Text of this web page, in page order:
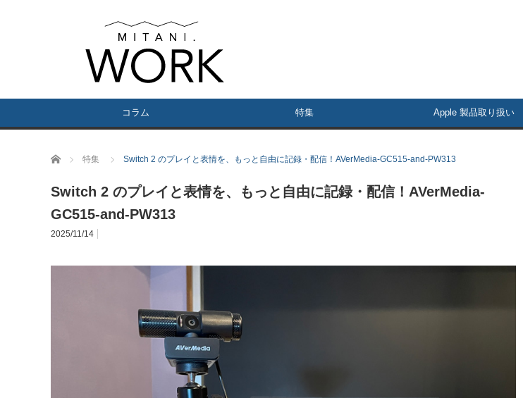
コラム 特集 Apple 製品取り扱い
ホーム 特集 Switch 2 のプレイと表情を、もっと自由に記録・配信！AVerMedia-GC515-and-PW313
Switch 2 のプレイと表情を、もっと自由に記録・配信！AVerMedia-
GC515-and-PW313
2025/11/14